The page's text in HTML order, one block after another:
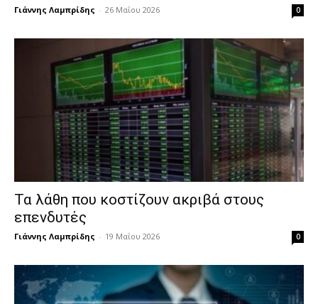
Γιάννης Λαμπρίδης - 26 Μαΐου 2026 0
Τα λάθη που κοστίζουν ακριβά στους
επενδυτές
Γιάννης Λαμπρίδης - 19 Μαΐου 2026 0